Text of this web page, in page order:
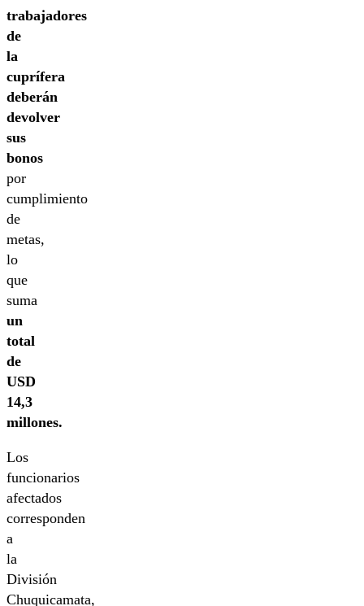
trabajadores
de
la
cuprífera
deberán
devolver
sus
bonos
por
cumplimiento
de
metas,
lo
que
suma
un
total
de
USD
14,3
millones.
Los
funcionarios
afectados
corresponden
a
la
División
Chuquicamata,